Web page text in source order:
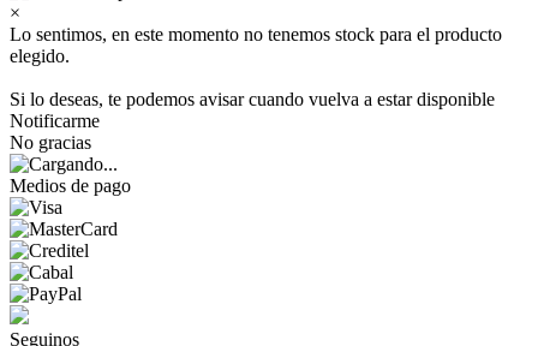
×
Lo sentimos, en este momento no tenemos stock para el producto
elegido.
Si lo deseas, te podemos avisar cuando vuelva a estar disponible
Notificarme
No gracias
Medios de pago
Seguinos